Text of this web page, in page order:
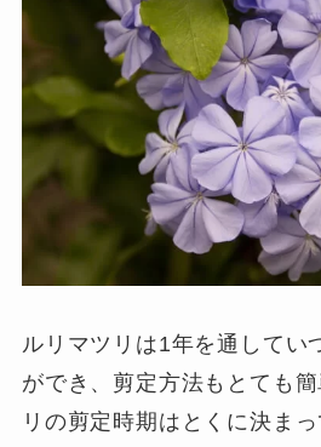
ルリマツリは1年を通してい
ができ、剪定方法もとても
リの剪定時期はとくに決ま